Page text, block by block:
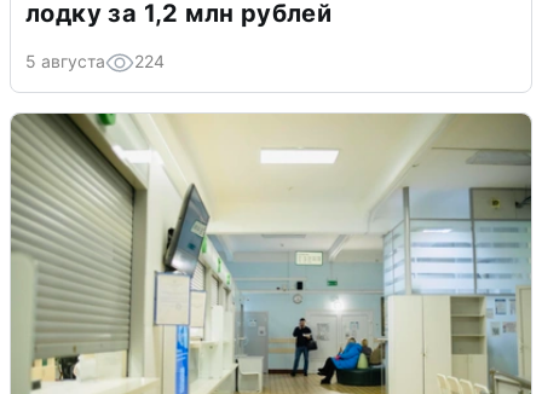
лодку за 1,2 млн рублей
5 августа 224